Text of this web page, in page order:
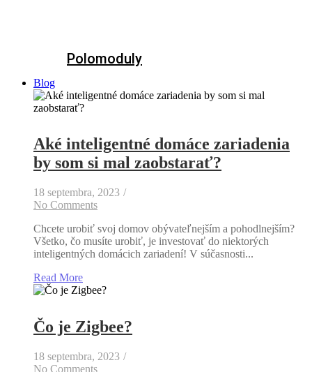
Polomoduly
Blog
Aké inteligentné domáce zariadenia
by som si mal zaobstarať?
18 septembra, 2023 /
No Comments
Chcete urobiť svoj domov obývateľnejším a pohodlnejším?
Všetko, čo musíte urobiť, je investovať do niektorých
inteligentných domácich zariadení! V súčasnosti...
Read More
Čo je Zigbee?
18 septembra, 2023 /
No Comments